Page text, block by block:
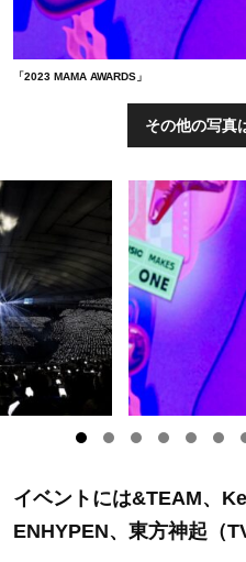
「2023 MAMA AWARDS」
その他の写真
イベントには&TEAM、
ENHYPEN、東方神起（